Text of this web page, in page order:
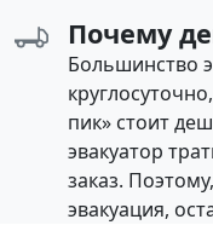
Почему
Большинство
пик» стоит
эвакуатор
заказ.
эвакуация,